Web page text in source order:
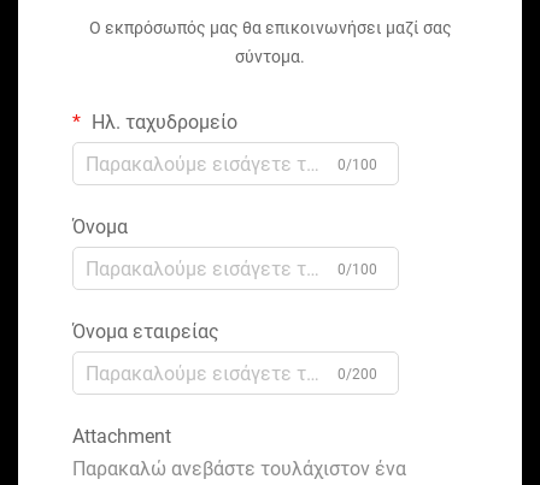
Ο εκπρόσωπός μας θα επικοινωνήσει μαζί σας
σύντομα.
Ηλ. ταχυδρομείο
0/100
Όνομα
0/100
Όνομα εταιρείας
0/200
Attachment
Παρακαλώ ανεβάστε τουλάχιστον ένα